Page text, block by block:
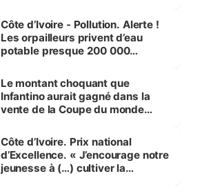
Côte d’Ivoire - Pollution. Alerte !
Les orpailleurs privent d’eau
potable presque 200 000
Le montant choquant que
Infantino aurait gagné dans la
vente de la Coupe du monde
Côte d’Ivoire. Prix national
d’Excellence. « J’encourage notre
jeunesse à (…) cultiver la